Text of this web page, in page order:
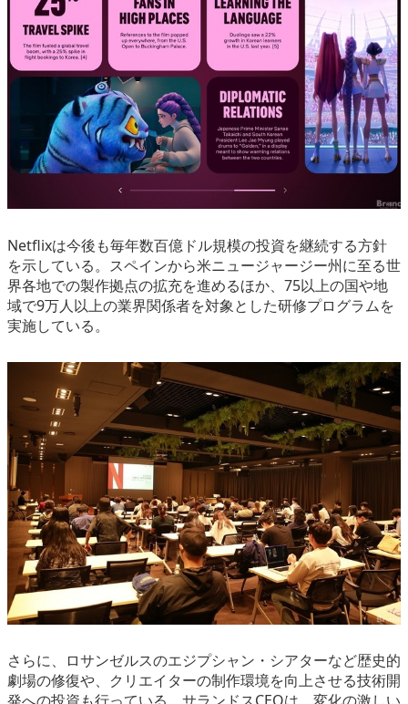
Netflixは今後も毎年数百億ドル規模の投資を継続する方針
を示している。スペインから米ニュージャージー州に至る世
界各地での製作拠点の拡充を進めるほか、75以上の国や地
域で9万人以上の業界関係者を対象とした研修プログラムを
実施している。
さらに、ロサンゼルスのエジプシャン・シアターなど歴史的
劇場の修復や、クリエイターの制作環境を向上させる技術開